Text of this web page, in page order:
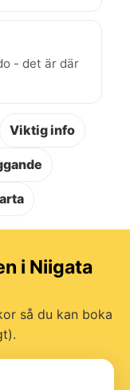
- det är där
Viktig info
i Niigata
så du kan boka